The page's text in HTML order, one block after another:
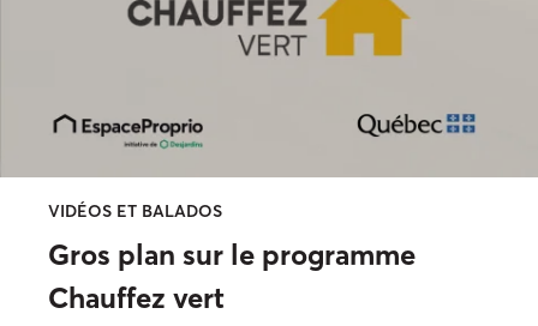
VIDÉOS ET BALADOS
Gros plan sur le programme
Chauffez vert